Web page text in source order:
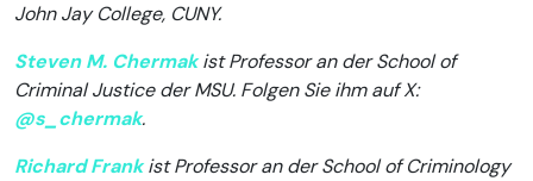
John Jay College, CUNY.
Steven M. Chermakist Professor an der School of
Criminal Justice der MSU. Folgen Sie ihm auf X:
@s_chermak.
Richard Frankist Professor an der School of Criminology